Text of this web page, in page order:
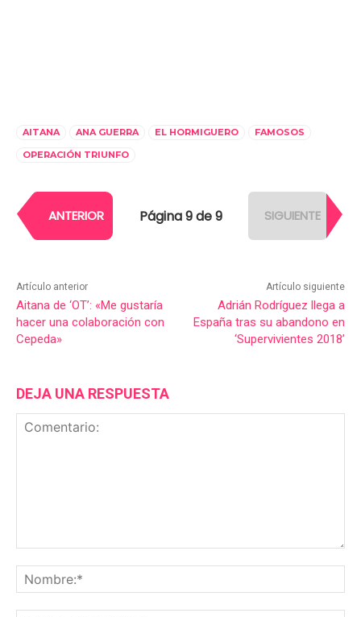
AITANA ANA GUERRA EL HORMIGUERO
FAMOSOS
OPERACIÓN TRIUNFO
ANTERIOR Página 9 de 9 SIGUIENTE
Artículo anterior
Aitana de ‘OT’: «Me gustaría
hacer una colaboración con
Cepeda»
Artículo siguiente
Adrián Rodríguez llega a
España tras su abandono en
‘Supervivientes 2018’
DEJA UNA RESPUESTA